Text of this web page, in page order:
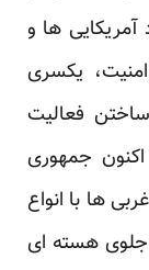
آمریکایی ها و
یکسری
فعالیت
جمهوری
ها با انواع
جلوی هسته ای